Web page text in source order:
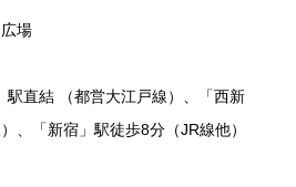
場
駅直結 （都営大江戸線）、「西新
、「新宿」駅徒歩8分（JR線他）